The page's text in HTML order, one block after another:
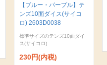
【ブルー・パープル】テ
ンズ10面ダイス(サイコ
ロ) 2603D0038
標準サイズのテンズ10面ダイ
ス(サイコロ)
230円(内税)